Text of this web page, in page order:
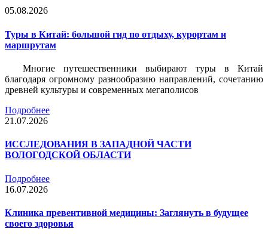
05.08.2026
Туры в Китай: большой гид по отдыху, курортам и
маршрутам
Многие путешественники выбирают туры в Китай
благодаря огромному разнообразию направлений, сочетанию
древней культуры и современных мегаполисов
Подробнее
21.07.2026
ИССЛЕДОВАНИЯ В ЗАПАДНОЙ ЧАСТИ
ВОЛОГОДСКОЙ ОБЛАСТИ
Подробнее
16.07.2026
Клиника превентивной медицины: Заглянуть в будущее
своего здоровья